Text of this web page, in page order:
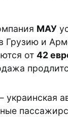
МАУ
Грузию и
от 42
украинская